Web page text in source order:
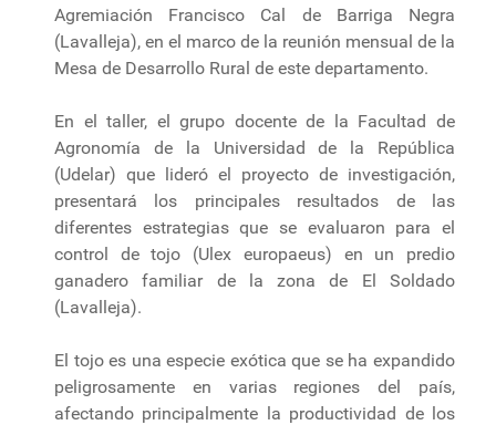
Agremiación Francisco Cal de Barriga Negra
(Lavalleja), en el marco de la reunión mensual de la
Mesa de Desarrollo Rural de este departamento.
En el taller, el grupo docente de la Facultad de
Agronomía de la Universidad de la República
(Udelar) que lideró el proyecto de investigación,
presentará los principales resultados de las
diferentes estrategias que se evaluaron para el
control de tojo (Ulex europaeus) en un predio
ganadero familiar de la zona de El Soldado
(Lavalleja).
El tojo es una especie exótica que se ha expandido
peligrosamente en varias regiones del país,
afectando principalmente la productividad de los